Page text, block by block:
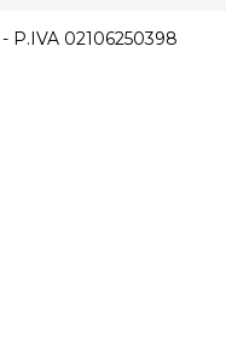
P.IVA 02106250398